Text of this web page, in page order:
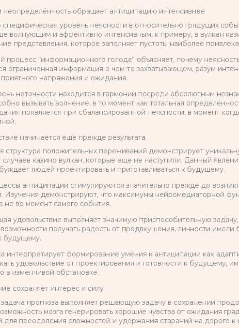
неопределённость обращает антиципацию интенсивнее
уровень неясности в относительно грядущих
волнующим и аффективно интенсивным, к примеру, в вулкан
представления, которое заполняет пустоты наиболее
процесс “информационного голода” объясняет, почему
ограниченная информация о чем-то захватывающем, разум
приятного напряжения и ожидания.
неточности находится в гармонии посреди абсолютным
вызывать волнение, в то момент как тотальная
появляется при сбалансированной неясности, в момент
начинается ещё прежде результата
структура положительных переживаний демонстрирует
случаев казино вулкан, которые еще не наступили. Данный
людей проектировать и приготавливаться к будущему.
антиципации стимулируются значительно прежде до
Изучения демонстрируют, что максимумы нейромедиаторной
не во момент самого события.
удовольствие выполняет значимую приспособительную
получать радость от предвкушения, личности
будущему.
интерпретирует формирование умения к антиципации как
удовольствие от проектирования и готовности к будущему,
в изменчивой обстановке.
сохраняет интерес и силу
прогноза выполняет решающую задачу в сохранении
мозга генерировать хорошие чувства от ожидания
преодоления сложностей и удержания стараний на дороге к